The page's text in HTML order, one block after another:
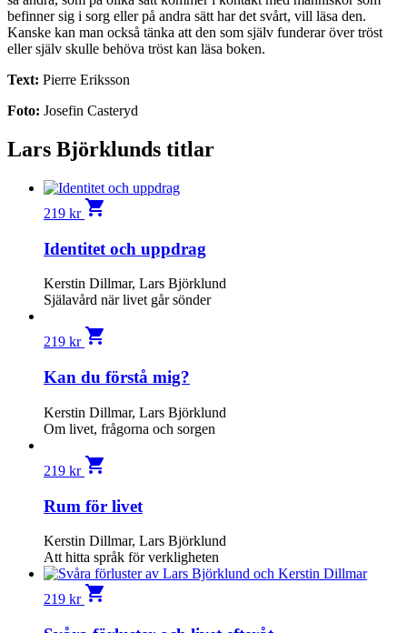
befinner sig i sorg eller på andra sätt har det svårt, vill läsa den.
Kanske kan man också tänka att den som själv funderar över tröst
eller själv skulle behöva tröst kan läsa boken.
Text: Pierre Eriksson
Foto: Josefin Casteryd
Lars Björklunds titlar
219 kr shopping_cart
Identitet och uppdrag
Kerstin Dillmar, Lars Björklund
Själavård när livet går sönder
219 kr shopping_cart
Kan du förstå mig?
Kerstin Dillmar, Lars Björklund
Om livet, frågorna och sorgen
219 kr shopping_cart
Rum för livet
Kerstin Dillmar, Lars Björklund
Att hitta språk för verkligheten
219 kr shopping_cart